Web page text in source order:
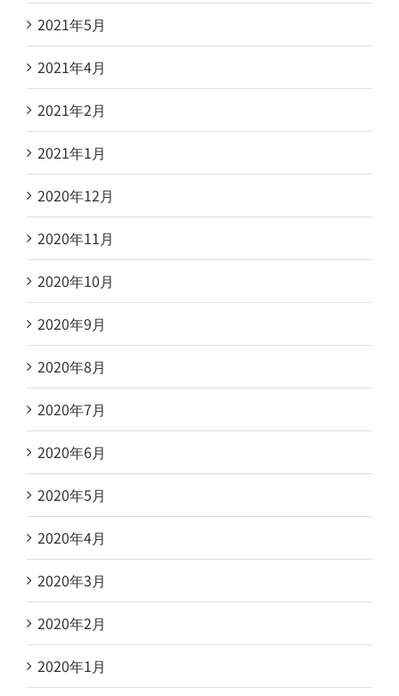
2021年5月
2021年4月
2021年2月
2021年1月
2020年12月
2020年11月
2020年10月
2020年9月
2020年8月
2020年7月
2020年6月
2020年5月
2020年4月
2020年3月
2020年2月
2020年1月